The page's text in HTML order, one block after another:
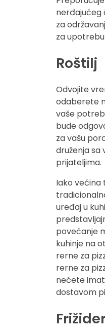
nerđajućeg
za
za
Roštilj
Odvojite
odaberete
vaše
bude
za vašu
druženja sa
prijateljima.
Iako većina
uređaj u
povećanje
kuhinje na
rerne za
rerne za
nećete
dostavom